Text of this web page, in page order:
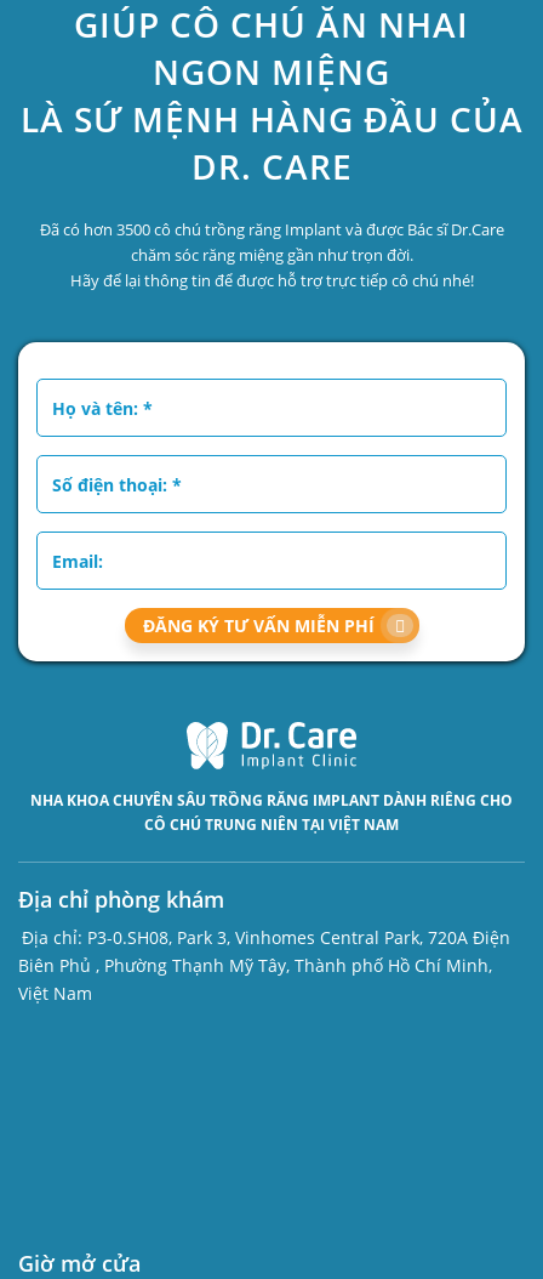
GIÚP CÔ CHÚ ĂN NHAI
NGON MIỆNG
LÀ SỨ MỆNH HÀNG ĐẦU CỦA
DR. CARE
Đã có hơn 3500 cô chú trồng răng Implant và được Bác sĩ Dr.Care
chăm sóc răng miệng gần như trọn đời.
Hãy để lại thông tin để được hỗ trợ trực tiếp cô chú nhé!
ĐĂNG KÝ TƯ VẤN MIỄN PHÍ
NHA KHOA CHUYÊN SÂU TRỒNG RĂNG IMPLANT DÀNH RIÊNG CHO
CÔ CHÚ TRUNG NIÊN TẠI VIỆT NAM
Địa chỉ phòng khám
Địa chỉ: P3-0.SH08, Park 3, Vinhomes Central Park, 720A Điện
Biên Phủ , Phường Thạnh Mỹ Tây, Thành phố Hồ Chí Minh,
Việt Nam
Giờ mở cửa